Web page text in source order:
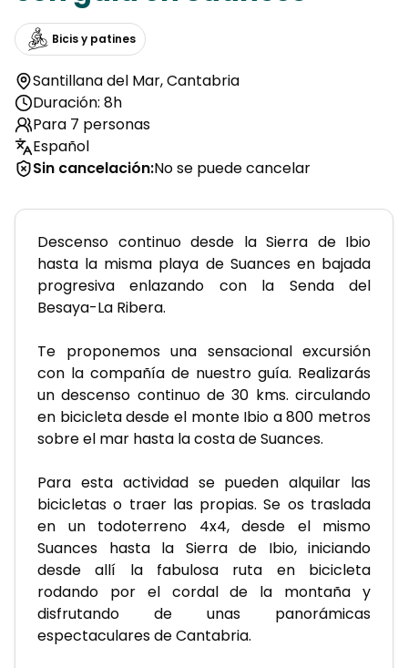
Bicis y patines
Santillana del Mar,Cantabria
Duración: 8h
Para 7 personas
Español
Sin cancelación:No se puede cancelar
Descenso continuo desde la Sierra de Ibio
hasta la misma playa de Suances en bajada
progresiva enlazando con la Senda del
Besaya-La Ribera.
Te proponemos una sensacional excursión
con la compañía de nuestro guía. Realizarás
un descenso continuo de 30 kms. circulando
en bicicleta desde el monte Ibio a 800 metros
sobre el mar hasta la costa de Suances.
Para esta actividad se pueden alquilar las
bicicletas o traer las propias. Se os traslada
en un todoterreno 4x4, desde el mismo
Suances hasta la Sierra de Ibio, iniciando
desde allí la fabulosa ruta en bicicleta
rodando por el cordal de la montaña y
disfrutando de unas panorámicas
espectaculares de Cantabria.